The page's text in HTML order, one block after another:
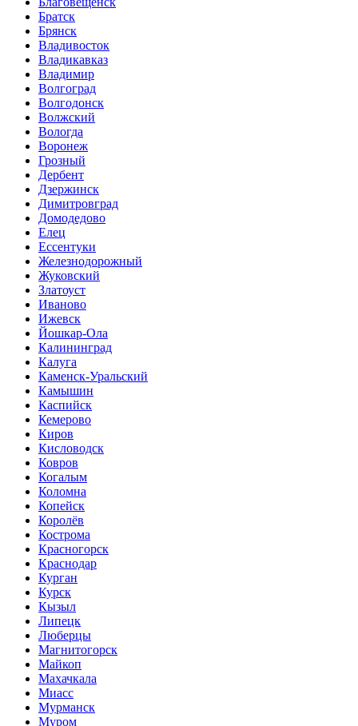
Братск
Брянск
Владивосток
Владикавказ
Владимир
Волгоград
Волгодонск
Волжский
Вологда
Воронеж
Грозный
Дербент
Дзержинск
Димитровград
Домодедово
Елец
Ессентуки
Железнодорожный
Жуковский
Златоуст
Иваново
Ижевск
Йошкар-Ола
Калининград
Калуга
Каменск-Уральский
Камышин
Каспийск
Кемерово
Киров
Кисловодск
Ковров
Когалым
Коломна
Копейск
Королёв
Кострома
Красногорск
Краснодар
Курган
Курск
Кызыл
Липецк
Люберцы
Магнитогорск
Майкоп
Махачкала
Миасс
Мурманск
Муром